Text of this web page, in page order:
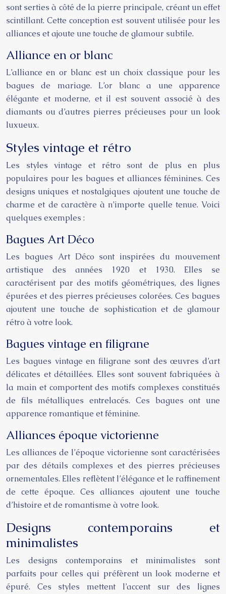
sont serties à côté de la pierre principale, créant un effet
scintillant. Cette conception est souvent utilisée pour les
alliances et ajoute une touche de glamour subtile.
Alliance en or blanc
L’alliance en or blanc est un choix classique pour les
bagues de mariage. L’or blanc a une apparence
élégante et moderne, et il est souvent associé à des
diamants ou d’autres pierres précieuses pour un look
luxueux.
Styles vintage et rétro
Les styles vintage et rétro sont de plus en plus
populaires pour les bagues et alliances féminines. Ces
designs uniques et nostalgiques ajoutent une touche de
charme et de caractère à n’importe quelle tenue. Voici
quelques exemples :
Bagues Art Déco
Les bagues Art Déco sont inspirées du mouvement
artistique des années 1920 et 1930. Elles se
caractérisent par des motifs géométriques, des lignes
épurées et des pierres précieuses colorées. Ces bagues
ajoutent une touche de sophistication et de glamour
rétro à votre look.
Bagues vintage en filigrane
Les bagues vintage en filigrane sont des œuvres d’art
délicates et détaillées. Elles sont souvent fabriquées à
la main et comportent des motifs complexes constitués
de fils métalliques entrelacés. Ces bagues ont une
apparence romantique et féminine.
Alliances époque victorienne
Les alliances de l’époque victorienne sont caractérisées
par des détails complexes et des pierres précieuses
ornementales. Elles reflètent l’élégance et le raffinement
de cette époque. Ces alliances ajoutent une touche
d’histoire et de romantisme à votre look.
Designs contemporains et
minimalistes
Les designs contemporains et minimalistes sont
parfaits pour celles qui préfèrent un look moderne et
épuré. Ces styles mettent l’accent sur des lignes